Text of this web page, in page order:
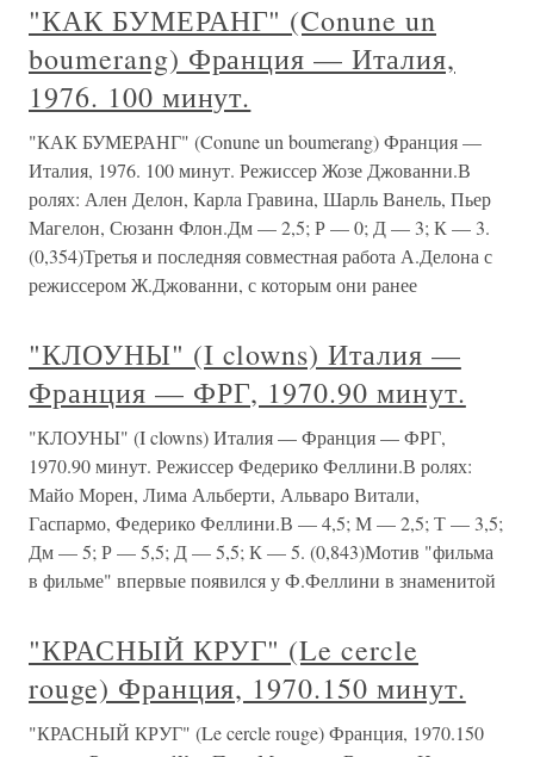
"КАК БУМЕРАНГ" (Conune un
boumerang) Франция — Италия,
1976. 100 минут.
"КАК БУМЕРАНГ" (Conune un boumerang) Франция —
Италия, 1976. 100 минут. Режиссер Жозе Джованни.В
ролях: Ален Делон, Карла Гравина, Шарль Ванель, Пьер
Магелон, Сюзанн Флон.Дм — 2,5; Р — 0; Д — 3; К — 3.
(0,354)Третья и последняя совместная работа А.Делона с
режиссером Ж.Джованни, с которым они ранее
"КЛОУНЫ" (I clowns) Италия —
Франция — ФРГ, 1970.90 минут.
"КЛОУНЫ" (I clowns) Италия — Франция — ФРГ,
1970.90 минут. Режиссер Федерико Феллини.В ролях:
Майо Морен, Лима Альберти, Альваро Витали,
Гаспармо, Федерико Феллини.В — 4,5; М — 2,5; Т — 3,5;
Дм — 5; Р — 5,5; Д — 5,5; К — 5. (0,843)Мотив "фильма
в фильме" впервые появился у Ф.Феллини в знаменитой
"КРАСНЫЙ КРУГ" (Le cercle
rouge) Франция, 1970.150 минут.
"КРАСНЫЙ КРУГ" (Le cercle rouge) Франция, 1970.150